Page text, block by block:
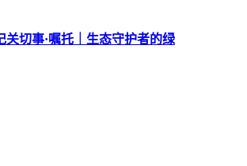
关切事·嘱托｜生态守护者的绿